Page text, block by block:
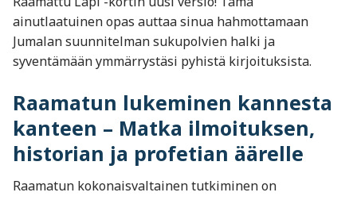
ainutlaatuinen opas auttaa sinua hahmottamaan
Jumalan suunnitelman sukupolvien halki ja
syventämään ymmärrystäsi pyhistä kirjoituksista.
Raamatun lukeminen kannesta
kanteen – Matka ilmoituksen,
historian ja profetian äärelle
Raamatun kokonaisvaltainen tutkiminen on